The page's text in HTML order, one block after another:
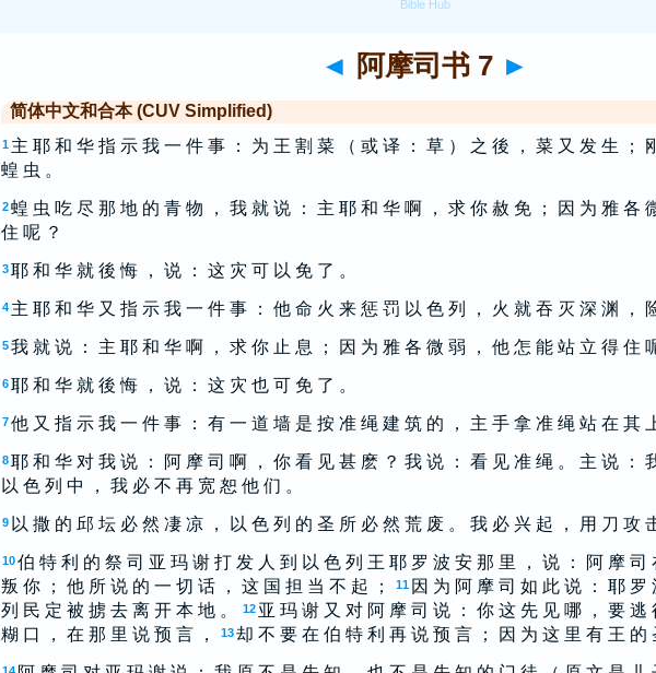
◄ 阿摩司书 7 ►
简体中文和合本 (CUV Simplified)
1 主 耶 和 华 指 示 我 一 件 事 ： 为 王 割 菜 （ 或 译 ： 草 ） 之 後 ， 菜 又 发 生 ；
蝗 虫 。
2 蝗 虫 吃 尽 那 地 的 青 物 ， 我 就 说 ： 主 耶 和 华 啊 ， 求 你 赦 免 ； 因 为 雅 各
住 呢 ？
3 耶 和 华 就 後 悔 ， 说 ： 这 灾 可 以 免 了 。
4 主 耶 和 华 又 指 示 我 一 件 事 ： 他 命 火 来 惩 罚 以 色 列 ， 火 就 吞 灭 深 渊 ，
5 我 就 说 ： 主 耶 和 华 啊 ， 求 你 止 息 ； 因 为 雅 各 微 弱 ， 他 怎 能 站 立 得 住
6 耶 和 华 就 後 悔 ， 说 ： 这 灾 也 可 免 了 。
7 他 又 指 示 我 一 件 事 ： 有 一 道 墙 是 按 准 绳 建 筑 的 ， 主 手 拿 准 绳 站 在 其
8 耶 和 华 对 我 说 ： 阿 摩 司 啊 ， 你 看 见 甚 麽 ？ 我 说 ： 看 见 准 绳 。 主 说 ：
以 色 列 中 ， 我 必 不 再 宽 恕 他 们 。
9 以 撒 的 邱 坛 必 然 凄 凉 ， 以 色 列 的 圣 所 必 然 荒 废 。 我 必 兴 起 ， 用 刀 攻
10 伯 特 利 的 祭 司 亚 玛 谢 打 发 人 到 以 色 列 王 耶 罗 波 安 那 里 ， 说 ： 阿 摩 司
叛 你 ； 他 所 说 的 一 切 话 ， 这 国 担 当 不 起 ；
11 因 为 阿 摩 司 如 此 说 ： 耶 罗
列 民 定 被 掳 去 离 开 本 地 。
12 亚 玛 谢 又 对 阿 摩 司 说 ： 你 这 先 见 哪 ， 要 逃
糊 口 ， 在 那 里 说 预 言 ，
13 却 不 要 在 伯 特 利 再 说 预 言 ； 因 为 这 里 有 王 的